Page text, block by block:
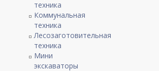
техника
Коммунальная
техника
Лесозаготовительная
техника
Мини
экскаваторы